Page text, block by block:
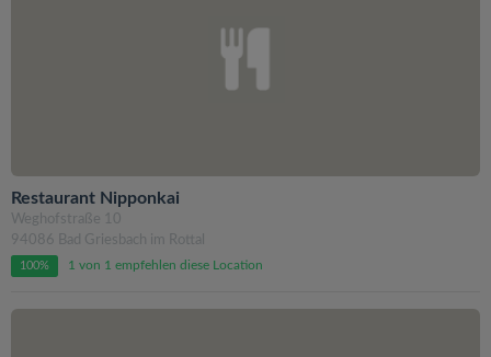
Restaurant Nipponkai
Weghofstraße 10
94086 Bad Griesbach im Rottal
100% 1 von 1 empfehlen diese Location